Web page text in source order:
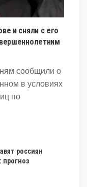
и сняли с его
сообщили о
в условиях
по
россиян
прогноз